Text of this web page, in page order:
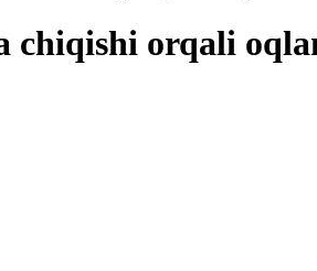
chiqishi orqali